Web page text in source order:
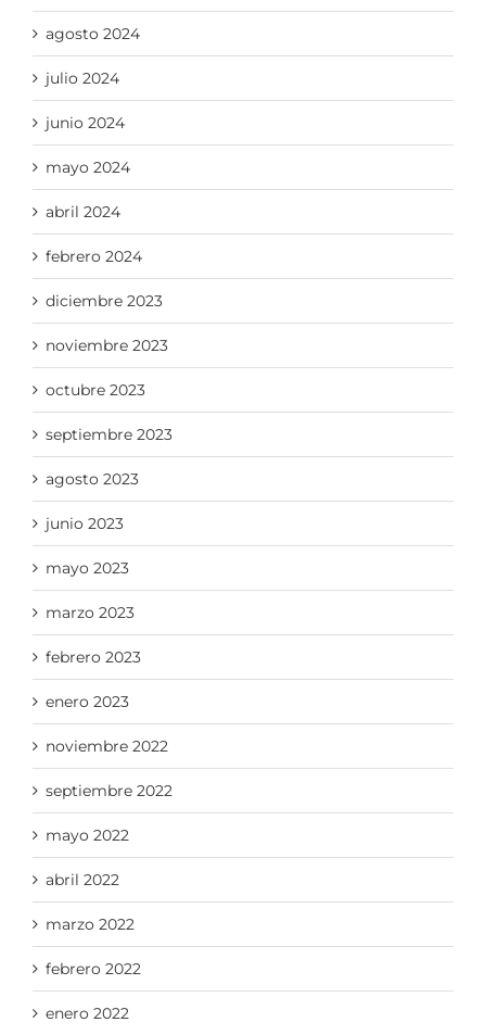
agosto 2024
julio 2024
junio 2024
mayo 2024
abril 2024
febrero 2024
diciembre 2023
noviembre 2023
octubre 2023
septiembre 2023
agosto 2023
junio 2023
mayo 2023
marzo 2023
febrero 2023
enero 2023
noviembre 2022
septiembre 2022
mayo 2022
abril 2022
marzo 2022
febrero 2022
enero 2022